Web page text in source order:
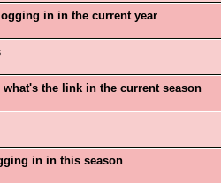
in in the current year
the link in the current season
in in this season